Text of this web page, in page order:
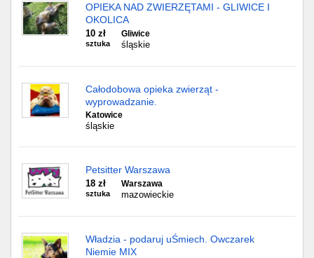
OPIEKA NAD ZWIERZĘTAMI - GLIWICE I
OKOLICA
10 zł
sztuka
Gliwice
śląskie
Całodobowa opieka zwierząt -
wyprowadzanie.
Katowice
śląskie
Petsitter Warszawa
18 zł
sztuka
Warszawa
mazowieckie
Władzia - podaruj uŚmiech. Owczarek
Niemie MIX